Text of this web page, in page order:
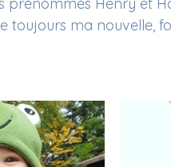
toujours ma nouvelle,